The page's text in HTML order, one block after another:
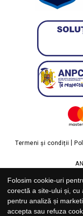
Termeni și condiții
Str. Miron Cristea,
J23/40446/
Cod
Folosim cookie-uri
corectă a site-ului și, cu
pentru analiză și
accepta sau refuza